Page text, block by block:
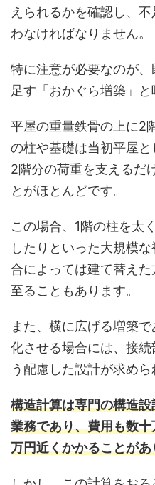
えられるかを確認し、
わなければなりません。
特に注意が必要なのが
足す「おかぐら増築」と
平屋の重量鉄骨の上に2
の柱や基礎は当初平屋と
2階分の荷重を支えるだ
とがほとんどです。
この場合、1階の柱を太
したりといった大規模
合によっては建て替え
至ることもあります。
また、横に広げる増築
化させる場合には、接
う配慮した設計が求めら
構造計算は専門の構造
業務であり、費用も数
万円近くかかることがあ